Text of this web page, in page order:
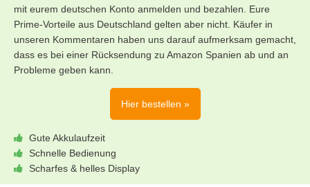
mit eurem deutschen Konto anmelden und bezahlen. Eure
Prime-Vorteile aus Deutschland gelten aber nicht. Käufer in
unseren Kommentaren haben uns darauf aufmerksam gemacht,
dass es bei einer Rücksendung zu Amazon Spanien ab und an
Probleme geben kann.
Hier bestellen »
Gute Akkulaufzeit
Schnelle Bedienung
Scharfes & helles Display